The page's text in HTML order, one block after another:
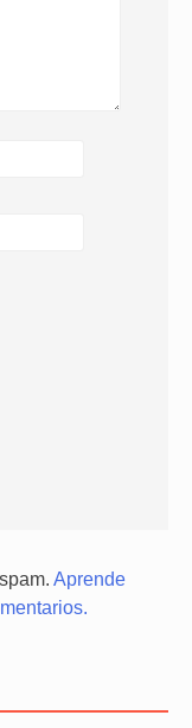
Aprende